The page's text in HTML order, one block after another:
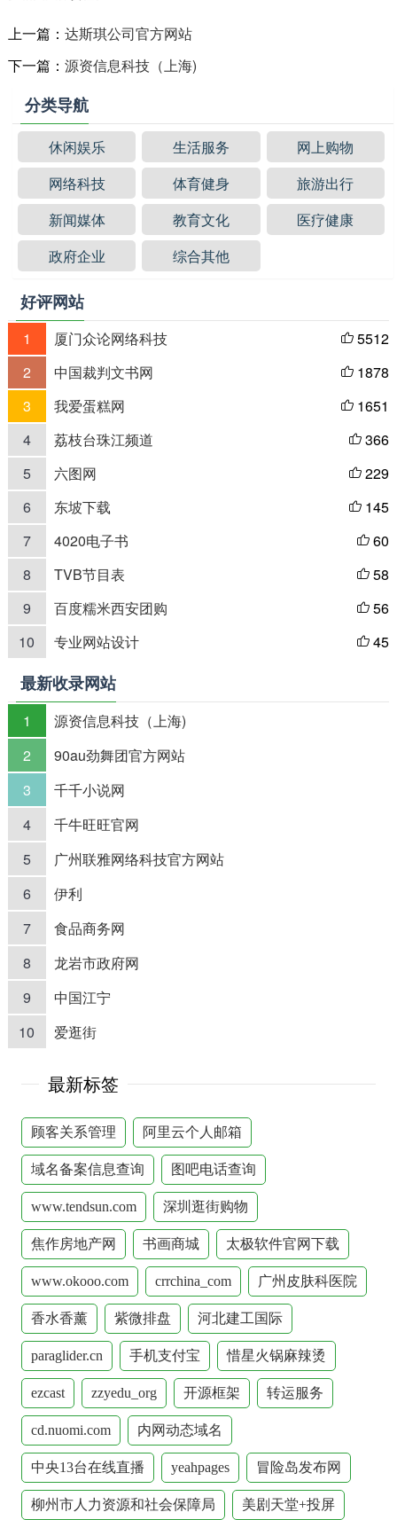
上一篇： 达斯琪公司官方网站
下一篇： 源资信息科技（上海)
分类导航
休闲娱乐 生活服务
网上购物
网络科技
体育健身
旅游出行
新闻媒体
教育文化
医疗健康
政府企业
综合其他
好评网站
1 厦门众论网络科技  5512
2
中国裁判文书网  1878
3
我爱蛋糕网  1651
4
荔枝台珠江频道  366
5
六图网  229
6
东坡下载  145
7
4020电子书  60
8
TVB节目表  58
9
百度糯米西安团购  56
10
专业网站设计  45
最新收录网站
1
源资信息科技（上海)
2
90au劲舞团官方网站
3
千千小说网
4
千牛旺旺官网
5
广州联雅网络科技官方网站
6
伊利
7
食品商务网
8
龙岩市政府网
9
中国江宁
10
爱逛街
最新标签
顾客关系管理 阿里云个人邮箱
域名备案信息查询 图吧电话查询
www.tendsun.com 深圳逛街购物
焦作房地产网 书画商城 太极软件官网下载
www.okooo.com crrchina_com 广州皮肤科医院
香水香薰 紫微排盘 河北建工国际
paraglider.cn 手机支付宝 惜星火锅麻辣烫
ezcast zzyedu_org 开源框架 转运服务
cd.nuomi.com 内网动态域名
中央13台在线直播 yeahpages 冒险岛发布网
柳州市人力资源和社会保障局 美剧天堂+投屏